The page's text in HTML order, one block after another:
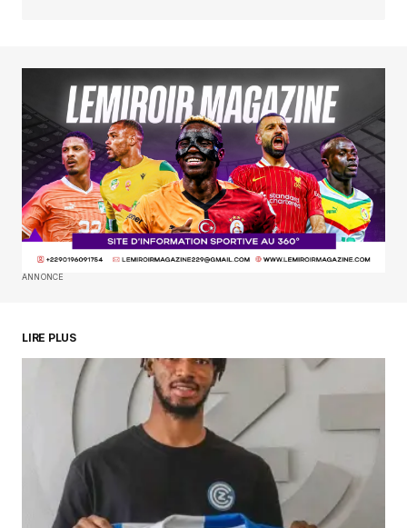
Your E-mail*
Enregistrer mon nom, mon e-mail et mon
site dans le navigateur pour mon prochain
commentaire.
SUBMIT COMMENT
ANNONCE
LIRE PLUS